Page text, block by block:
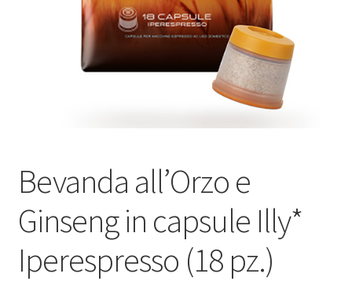
Bevanda all’Orzo e
Ginseng in capsule Illy*
Iperespresso (18 pz.)